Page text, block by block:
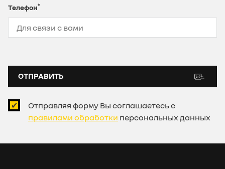
Телефон*
ОТПРАВИТЬ
Отправляя форму Вы соглашаетесь с
правилами обработки персональных данных